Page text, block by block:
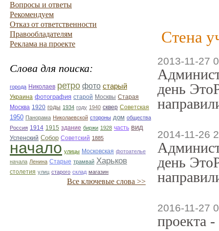
Вопросы и ответы
Рекомендуем
Отказ от ответственности
Правообладателям
Реклама на проекте
Слова для поиска:
города Николаев ретро фото старый
Украина фотография старой Москвы Старая
Москва 1920 годы 1934 году 1940 сквер Советская
1950 Панорама Николаевской стороны дом общества
Россия 1914 1915 здание биржи 1928 часть вид
Успенский Собор Советский 1885
начало улицы Московская фотоателье
начала Ленина Старые трамвай Харьков
столетия улиц старого склад магазин
Все ключевые слова >>
Стена
2013-11-27
день
2014-11-26
день
2016-11-27
проекта